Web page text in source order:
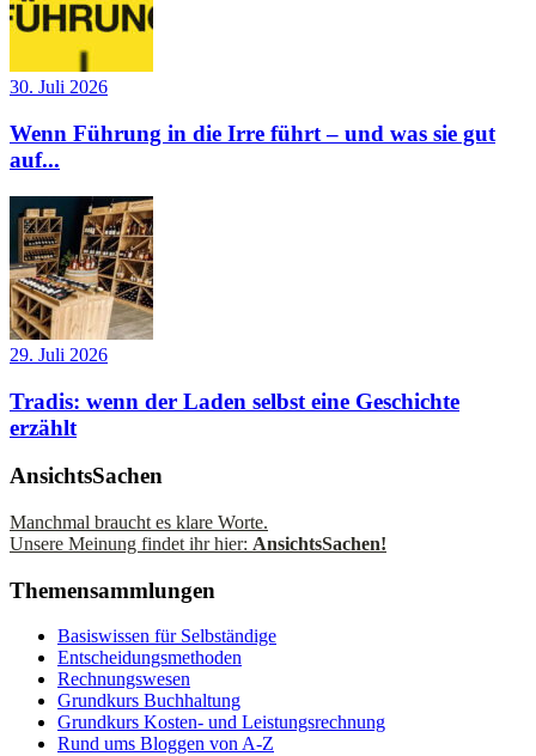
30. Juli 2026
Wenn Führung in die Irre führt – und was sie gut
auf...
29. Juli 2026
Tradis: wenn der Laden selbst eine Geschichte
erzählt
AnsichtsSachen
Manchmal braucht es klare Worte.
Unsere Meinung findet ihr hier: AnsichtsSachen!
Themensammlungen
Basiswissen für Selbständige
Entscheidungsmethoden
Rechnungswesen
Grundkurs Buchhaltung
Grundkurs Kosten- und Leistungsrechnung
Rund ums Bloggen von A-Z